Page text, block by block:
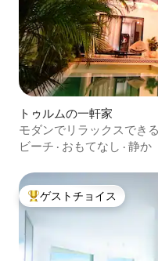
トゥルムの一軒家
モダンでリラックスでき
ル」
ビーチ · おもてなし · 静か
大好評のゲストチョイスで
ゲストチョイス